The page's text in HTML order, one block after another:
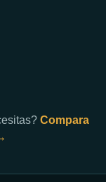
Compara